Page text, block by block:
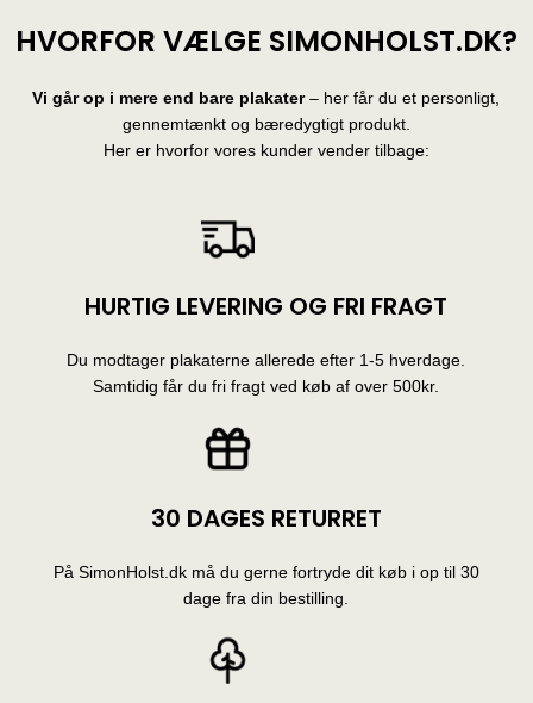
HVORFOR VÆLGE SIMONHOLST.DK?
Vi går op i mere end bare plakater– her får du et personligt,
gennemtænkt og bæredygtigt produkt.
Her er hvorfor vores kunder vender tilbage:
HURTIG LEVERING OG FRI FRAGT
Du modtager plakaterne allerede efter 1-5 hverdage.
Samtidig får du fri fragt ved køb af over 500kr.
30 DAGES RETURRET
På SimonHolst.dk må du gerne fortryde dit køb i op til 30
dage fra din bestilling.